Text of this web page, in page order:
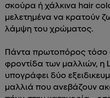
σκούρα ή χάλκινα hair
μελετημένα να κρατούν
λάμψη του χρώματος.
Πάντα πρωτοπόρος τόσο
φροντίδα των μαλλιών, η
υπογράφει δύο
μαλλιά που ανεβάζουν